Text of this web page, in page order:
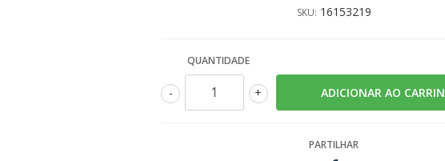
SKU: 16153219
QUANTIDADE
+
-
PARTILHAR